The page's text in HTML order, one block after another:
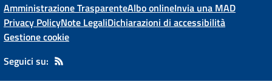
Amministrazione TrasparenteAlbo onlineInvia una MAD
Privacy PolicyNote LegaliDichiarazioni di accessibilità
Gestione cookie
Seguici su: